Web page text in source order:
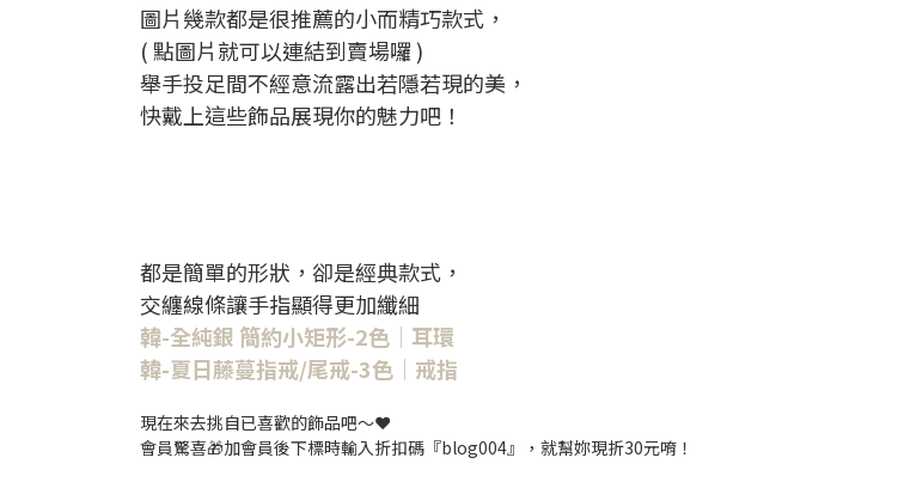
圖片幾款都是很推薦的小而精巧款式，
( 點圖片就可以連結到賣場囉 )
舉手投足間不經意流露出若隱若現的美，
快戴上這些飾品展現你的魅力吧！
都是簡單的形狀，卻是經典款式，
交纏線條讓手指顯得更加纖細
韓-全純銀 簡約小矩形-2色｜耳環
韓-夏日藤蔓指戒/尾戒-3色｜戒指
現在來去挑自已喜歡的飾品吧～❤️
會員驚喜🎁加會員後下標時輸入折扣碼『blog004』，就幫妳現折30元唷！